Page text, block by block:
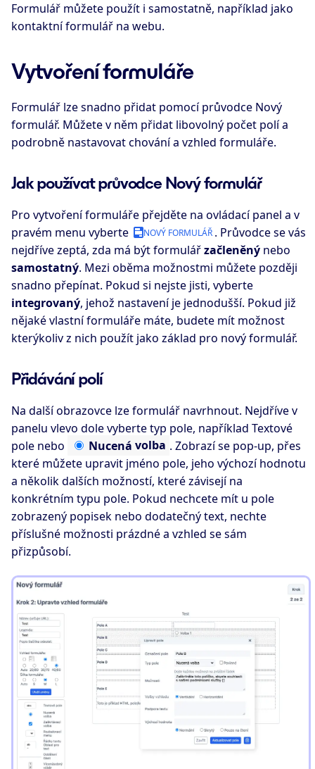
Formulář můžete použít i samostatně, například jako
kontaktní formulář na webu.
Vytvoření formuláře
Formulář lze snadno přidat pomocí průvodce Nový
formulář. Můžete v něm přidat libovolný počet polí a
podrobně nastavovat chování a vzhled formuláře.
Jak používat průvodce Nový formulář
Pro vytvoření formuláře přejděte na ovládací panel a v
pravém menu vyberte
NOVÝ FORMULÁŘ . Průvodce se vás
nejdříve zeptá, zda má být formulářzačleněný nebo
samostatný. Mezi oběma možnostmi můžete později
snadno přepínat. Pokud si nejste jisti, vyberte
integrovaný, jehož nastavení je jednodušší. Pokud již
nějaké vlastní formuláře máte, budete mít možnost
kterýkoliv z nich použít jako základ pro nový formulář.
Přidávání polí
Na další obrazovce lze formulář navrhnout. Nejdříve v
panelu vlevo dole vyberte typ pole, například Textové
pole nebo Nucená volba . Zobrazí se pop-up, přes
které můžete upravit jméno pole, jeho výchozí hodnotu
a několik dalších možností, které závisejí na
konkrétním typu pole. Pokud nechcete mít u pole
zobrazený popisek nebo dodatečný text, nechte
příslušné možnosti prázdné a vzhled se sám
přizpůsobí.